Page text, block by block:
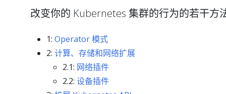
改变你的 Kubernetes 集群的行为的若干方法
1: Operator 模式
2: 计算、存储和网络扩展
2.1: 网络插件
2.2: 设备插件